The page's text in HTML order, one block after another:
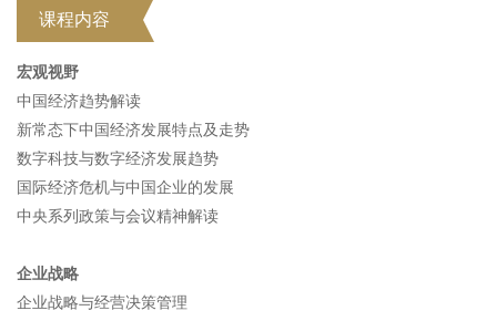
课程内容
宏观视野
中国经济趋势解读
新常态下中国经济发展特点及走势
数字科技与数字经济发展趋势
国际经济危机与中国企业的发展
中央系列政策与会议精神解读
企业战略
企业战略与经营决策管理